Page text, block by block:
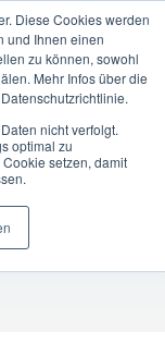
Diese Cookies werden
und Ihnen einen
zu können, sowohl
Mehr Infos über die
nicht verfolgt.
optimal zu
setzen, damit